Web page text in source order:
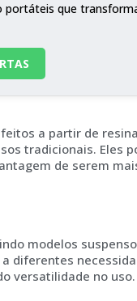
que
a partir de
tradicionais. Eles
de serem
modelos
diferentes
versatilidade no uso.